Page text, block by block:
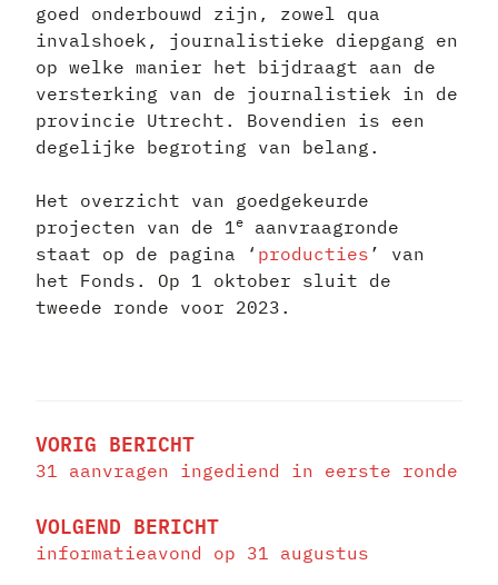
goed onderbouwd zijn, zowel qua
invalshoek, journalistieke diepgang en
op welke manier het bijdraagt aan de
versterking van de journalistiek in de
provincie Utrecht. Bovendien is een
degelijke begroting van belang.
Het overzicht van goedgekeurde
projecten van de 1 e
aanvraagronde
staat op de pagina ‘ producties ’ van
het Fonds. Op 1 oktober sluit de
tweede ronde voor 2023.
VORIG BERICHT
31 aanvragen ingediend in eerste ronde
VOLGEND BERICHT
informatieavond op 31 augustus